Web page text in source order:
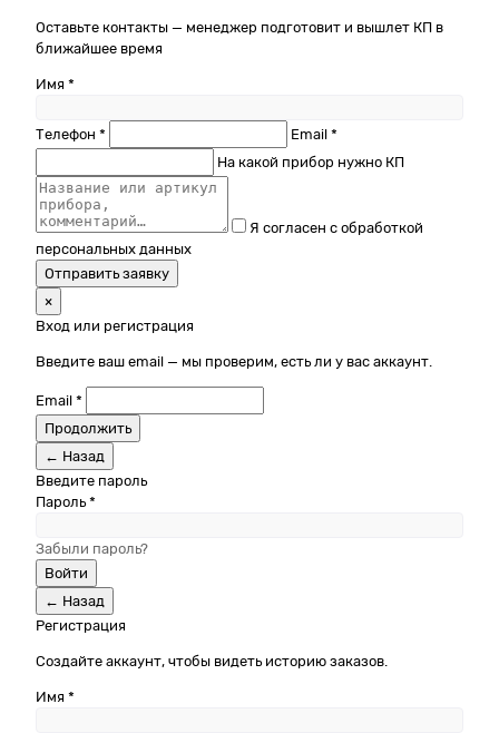
Оставьте контакты — менеджер подготовит и вышлет КП в
ближайшее время
Имя *
Телефон *
Email *
На какой прибор нужно КП
Я согласен с обработкой
персональных данных
Отправить заявку
×
Вход или регистрация
Введите ваш email — мы проверим, есть ли у вас аккаунт.
Email *
Продолжить
← Назад
Введите пароль
Пароль *
Забыли пароль?
Войти
← Назад
Регистрация
Создайте аккаунт, чтобы видеть историю заказов.
Имя *